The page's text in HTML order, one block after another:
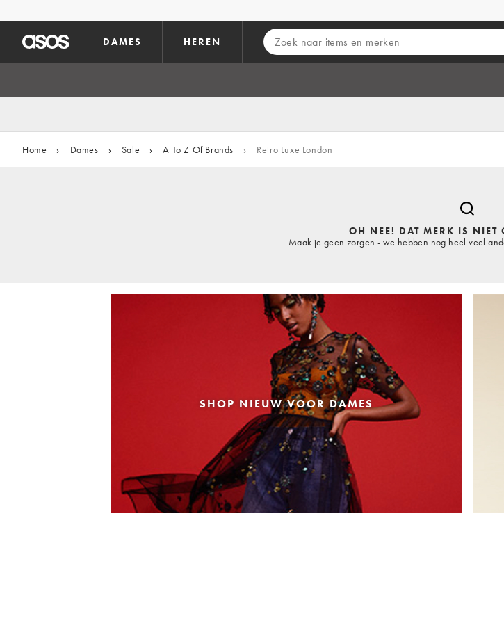
DAMES HEREN
Home › Dames › Sale › A To Z Of Brands › Retro Luxe London
OH NEE! DAT MERK IS NIET
Maak je geen zorgen - we hebben nog heel veel
SHOP NIEUW VOOR DAMES